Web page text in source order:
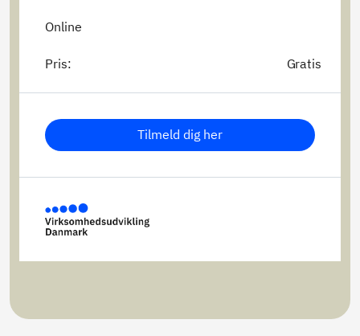
Online
Pris: Gratis
Tilmeld dig her